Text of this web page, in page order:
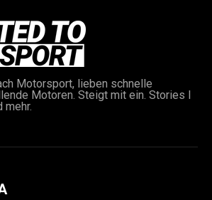
Motorsport, lieben schnelle
Motoren. Steigt mit ein. Stories I
mehr.